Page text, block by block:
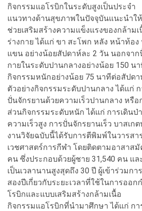
กิจกรรมแอโรบิกในระดับสูงเป็นประจำ
แนวทางด้านสุขภาพในปัจจุบันแนะนำใ
ช่วยเสริมสร้างความแข็งแรงของกล้าม
ร่างกาย ได้แก่ ขา สะโพก หลัง หน้าท้อ
แขน อย่างน้อยสัปดาห์ละ 2 วัน นอกจา
กายในระดับปานกลางอย่างน้อย 150 น
กิจกรรมหนักอย่างน้อย 75 นาทีต่อสัปดา
ตัวอย่างกิจกรรมระดับปานกลาง ได้แก่ ก
ปั่นจักรยานด้วยความเร็วปานกลาง หรื
ส่วนกิจกรรมระดับหนัก ได้แก่ การเดินป่
ความเร็วสูง การปั่นจักรยานเร็ว บาสเก
งานวิจัยฉบับนี้ได้รับการตีพิมพ์ในวารสา
เวชศาสตร์การกีฬา โดยติดตามอาสาส
คน ซึ่งประกอบด้วยผู้ชาย 31,540 คน แ
เป็นเวลานานสูงสุดถึง 30 ปี ผู้เข้าร่วมก
สองปีเกี่ยวกับระยะเวลาที่ใช้ในการออ
โรบิกและแบบเสริมสร้างกล้ามเนื้อ
กิจกรรมแอโรบิกที่นำมาศึกษา ได้แก่ กา